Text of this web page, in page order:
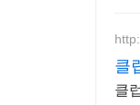
클
클